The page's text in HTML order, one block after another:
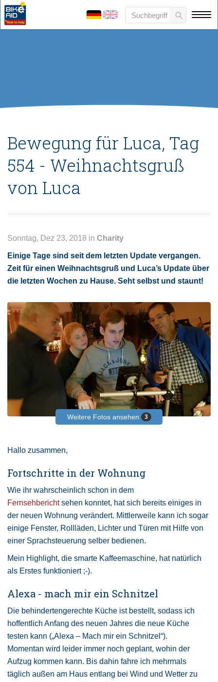
Bewegung für Luca, Tag
554 - Weihnachtsgruß
von Luca
Sonntag, Dez 23, 2018 in Charity
Einige Tage sind seit dem letzten Update vergangen.
Zeit für einen Weihnachtsgruß und Luca’s Update über
die letzten Wochen zu Hause. Seht selbst und staunt!
Weitere Fotos ansehen 3
Hallo zusammen,
Fortschritte in der Wohnung
Wie ihr wahrscheinlich schon in dem
Fernsehberichtsehen konntet, hat sich bereits einiges in
der neuen Wohnung verändert. Mittlerweile kann ich sogar
einige Fenster, Rollläden, Lichter und Türen mit Hilfe von
einer Sprachsteuerung selber bedienen.
Mein Highlight, die smarte Kaffeemaschine, hat natürlich
als Erstes funktioniert ;-).
Alexa - mach mir ein Schnitzel
Die behindertengerechte Küche ist bestellt, sodass ich
hoffentlich Anfang des neuen Jahres die neue Küche
testen kann („Alexa – Mach mir ein Schnitzel“).
Momentan wird leider immer noch geplant, wohin der
Aufzug kommen kann. Bis dahin fahre ich mehrmals
täglich außen am Haus entlang bei Wind und Wetter zu